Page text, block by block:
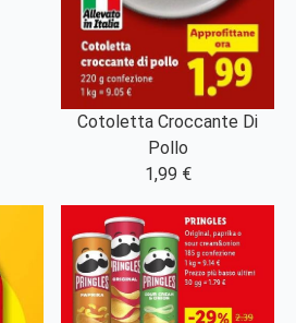
Cotoletta Croccante Di
Pollo
1,99 €